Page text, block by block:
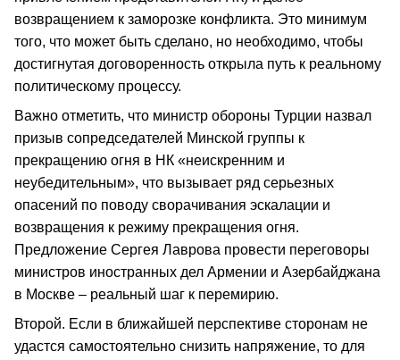
возвращением к заморозке конфликта. Это минимум
того, что может быть сделано, но необходимо, чтобы
достигнутая договоренность открыла путь к реальному
политическому процессу.
Важно отметить, что министр обороны Турции назвал
призыв сопредседателей Минской группы к
прекращению огня в НК «неискренним и
неубедительным», что вызывает ряд серьезных
опасений по поводу сворачивания эскалации и
возвращения к режиму прекращения огня.
Предложение Сергея Лаврова провести переговоры
министров иностранных дел Армении и Азербайджана
в Москве – реальный шаг к перемирию.
Второй. Если в ближайшей перспективе сторонам не
удастся самостоятельно снизить напряжение, то для